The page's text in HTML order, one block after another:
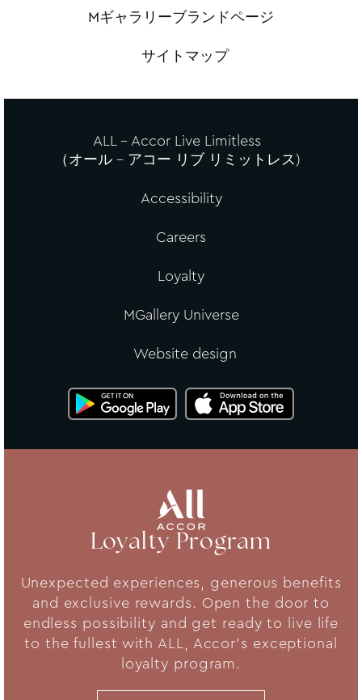
Mギャラリーブランドページ
サイトマップ
ALL - Accor Live Limitless
（オール – アコー リブ リミットレス)
Accessibility
Careers
Loyalty
MGallery Universe
Website design
Loyalty Program
Unexpected experiences, generous benefits
and exclusive rewards. Open the door to
endless possibility and get ready to live life
to the fullest with ALL, Accor's exceptional
loyalty program.